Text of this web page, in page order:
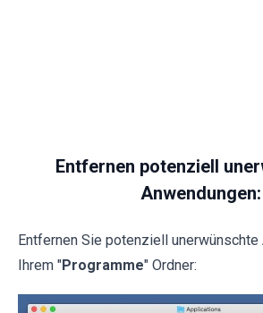
Entfernen potenziell
Anwendungen:
Entfernen Sie potenziell unerwünschte
Ihrem "Programme" Ordner: